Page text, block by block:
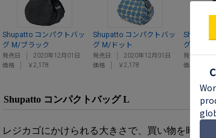
Shupatto コンパクトバッ
グ M/ブラック
発売日
2020年12月01日
価格
￥2,178
Shupatto コンパクトバッ
グ M/ドット
発売日
2020年12月01日
価格
￥2,178
Shupatto
グ M/ネイ
発売日
価格
Shupatto コンパクトバッグ L
レジカゴにかけられる大きさで、買い物を時短で